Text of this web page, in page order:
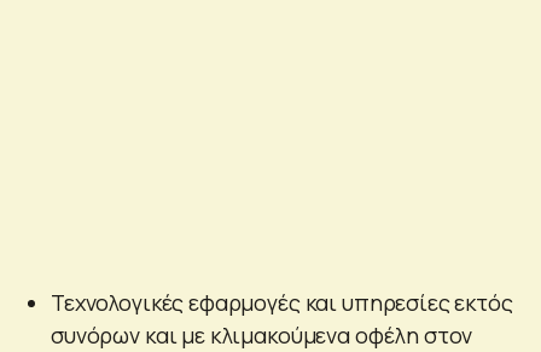
Τεχνολογικές εφαρμογές και υπηρεσίες εκτός
συνόρων και με κλιμακούμενα οφέλη στον